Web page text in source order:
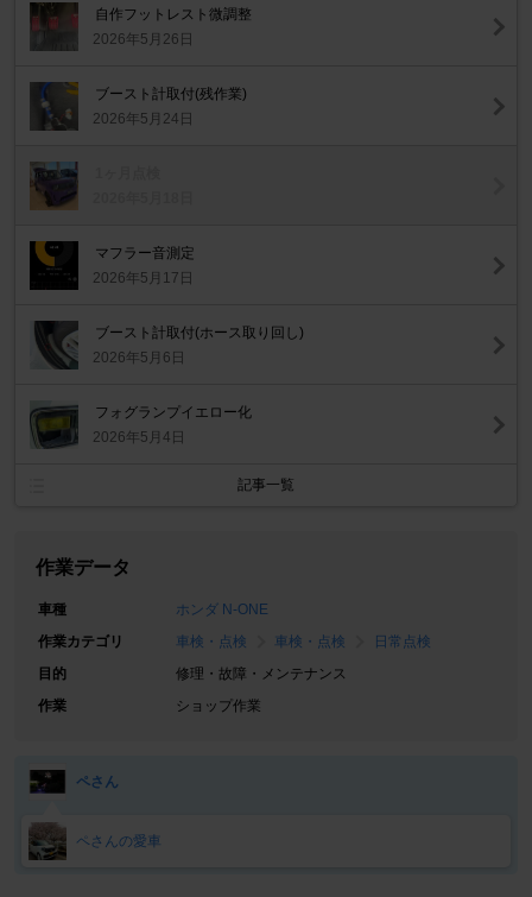
自作フットレスト微調整
2026年5月26日
ブースト計取付(残作業)
2026年5月24日
マフラー音測定
2026年5月17日
ブースト計取付(ホース取り回し)
2026年5月6日
フォグランプイエロー化
2026年5月4日
記事一覧
作業データ
車種
ホンダ N-ONE
作業カテゴリ
車検・点検 車検・点検
日常点検
目的
修理・故障・メンテナンス
作業
ショップ作業
ペさん
ペさんの愛車